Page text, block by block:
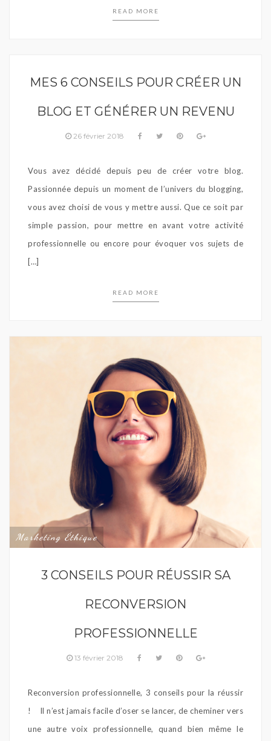
READ MORE
MES 6 CONSEILS POUR CRÉER UN
BLOG ET GÉNÉRER UN REVENU
26 février 2018
Vous avez décidé depuis peu de créer votre blog.
Passionnée depuis un moment de l’univers du blogging,
vous avez choisi de vous y mettre aussi. Que ce soit par
simple passion, pour mettre en avant votre activité
professionnelle ou encore pour évoquer vos sujets de
[…]
READ MORE
Marketing Éthique
3 CONSEILS POUR RÉUSSIR SA
RECONVERSION
PROFESSIONNELLE
13 février 2018
Reconversion professionnelle, 3 conseils pour la réussir
! Il n’est jamais facile d’oser se lancer, de cheminer vers
une autre voix professionnelle, quand bien même le